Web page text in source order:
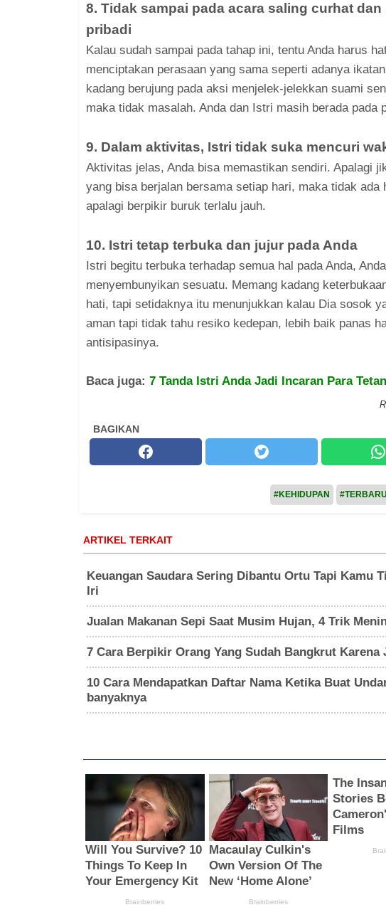
8. Tidak sampai pada acara saling curhat
pribadi
Kalau sudah sampai pada tahap ini, tentu Anda harus
menciptakan perasaan yang sama seperti adanya
kadang berujung pada aksi menjelek-jelekkan suami
maka tidak masalah. Anda dan Istri masih berada pada
9. Dalam aktivitas, Istri tidak suka mencuri
Aktivitas jelas, Anda bisa memastikan sendiri. Apalagi
yang bisa berjalan bersama setiap hari, maka tidak ada
apalagi berpikir buruk terlalu jauh.
10. Istri tetap terbuka dan jujur pada Anda
Istri begitu terbuka terhadap semua hal pada Anda,
menyembunyikan sesuatu. Memang kadang
hati, tapi setidaknya itu menunjukkan kalau Dia sosok
aman tapi tidak tahu resiko kedepan, lebih baik panas
antisipasinya.
Baca juga: 7 Tanda Istri Anda Jadi Incaran Para
BAGIKAN
#KEHIDUPAN #TERBARU
ARTIKEL TERKAIT
Keuangan Saudara Sering Dibantu Ortu Tapi Kamu
Iri
Jualan Makanan Sepi Saat Musim Hujan, 4 Trik
7 Cara Berpikir Orang Yang Sudah Bangkrut Karena
10 Cara Mendapatkan Daftar Nama Ketika Buat
banyaknya